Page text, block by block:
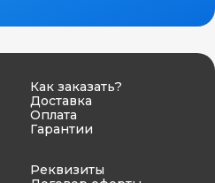
Как заказать?
Доставка
Оплата
Гарантии
Реквизиты